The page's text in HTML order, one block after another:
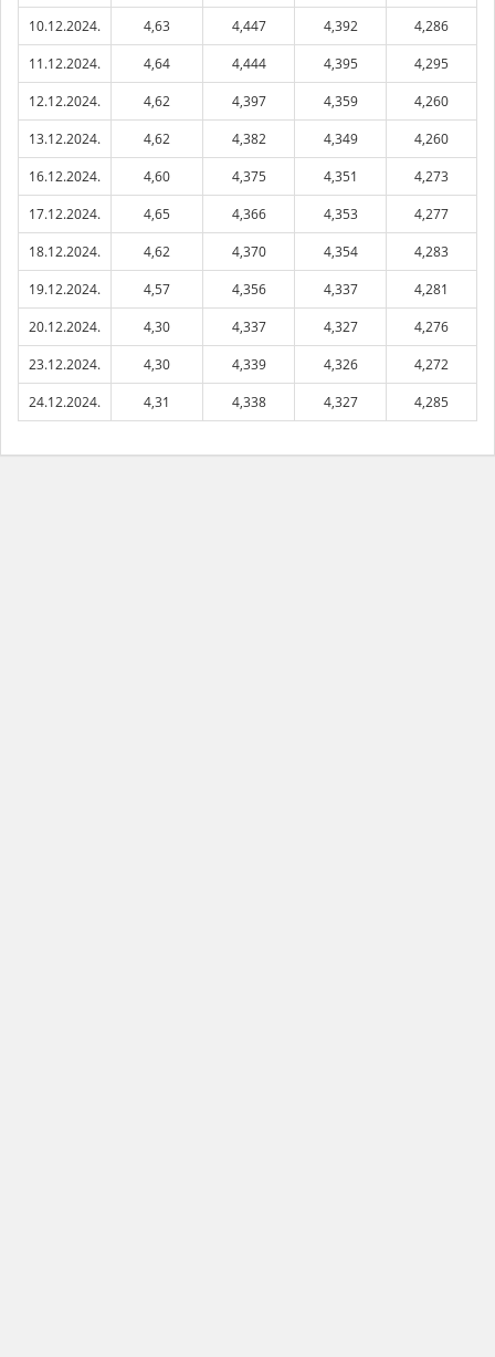
10.12.2024.
4,63 4,447 4,392
4,286
11.12.2024.
4,64 4,444 4,395
4,295
12.12.2024.
4,62 4,397 4,359
4,260
13.12.2024.
4,62 4,382 4,349
4,260
16.12.2024.
4,60 4,375 4,351
4,273
17.12.2024.
4,65 4,366 4,353
4,277
18.12.2024.
4,62 4,370 4,354
4,283
19.12.2024.
4,57 4,356 4,337
4,281
20.12.2024.
4,30 4,337 4,327
4,276
23.12.2024.
4,30 4,339 4,326
4,272
24.12.2024.
4,31 4,338 4,327 4,285